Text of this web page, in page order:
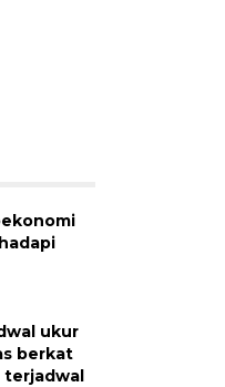
ukur
berkat
terjadwal